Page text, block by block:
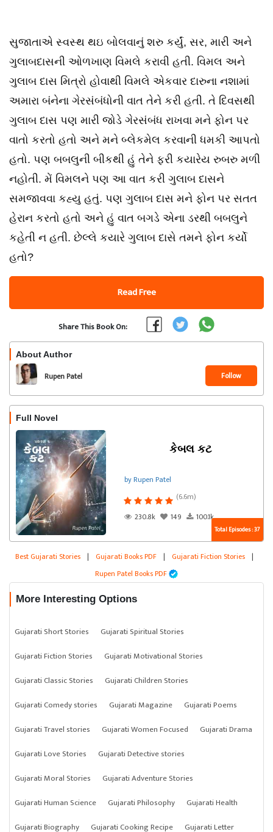
સુજાતાએ સ્વસ્થ થઇ બોલવાનું શરુ કર્યું, સર, મારી અને
ગુલાબદાસની ઓળખાણ વિમલે કરાવી હતી. વિમલ અને
ગુલાબ દાસ મિત્રો હોવાથી વિમલે એકવાર દારુના નશામાં
અમારા બંનેના ગેરસંબંધોની વાત તેને કરી હતી. તે દિવસથી
ગુલાબ દાસ પણ મારી જોડે ગેરસંબંધ રાખવા મને ફોન પર
વાતો કરતો હતો અને મને બ્લેકમેલ કરવાની ધમકી આપતો
હતો. પણ બબલુની બીકથી હું તેને ફરી કયારેય રુબરુ મળી
નહોતી. મેં વિમલને પણ આ વાત કરી ગુલાબ દાસને
સમજાવવા કહ્યુ હતું. પણ ગુલાબ દાસ મને ફોન પર સતત
હેરાન કરતો હતો અને હું વાત બગડે એના ડરથી બબલુને
કહેતી ન હતી. છેલ્લે કયારે ગુલાબ દાસે તમને ફોન કર્યો
હતો?
Read Free
Share This Book On:
About Author
Rupen Patel Follow
Full Novel
કેબલ કટ
by Rupen Patel
(6.6m)
230.8k
149 100.1k
Total Episodes : 37
Best Gujarati Stories | Gujarati Books PDF | Gujarati Fiction Stories |
Rupen Patel Books PDF
More Interesting Options
Gujarati Short Stories
Gujarati Spiritual Stories
Gujarati Fiction Stories
Gujarati Motivational Stories
Gujarati Classic Stories
Gujarati Children Stories
Gujarati Comedy stories
Gujarati Magazine
Gujarati Poems
Gujarati Travel stories
Gujarati Women Focused
Gujarati Drama
Gujarati Love Stories
Gujarati Detective stories
Gujarati Moral Stories
Gujarati Adventure Stories
Gujarati Human Science
Gujarati Philosophy
Gujarati Health
Gujarati Biography
Gujarati Cooking Recipe Gujarati Letter